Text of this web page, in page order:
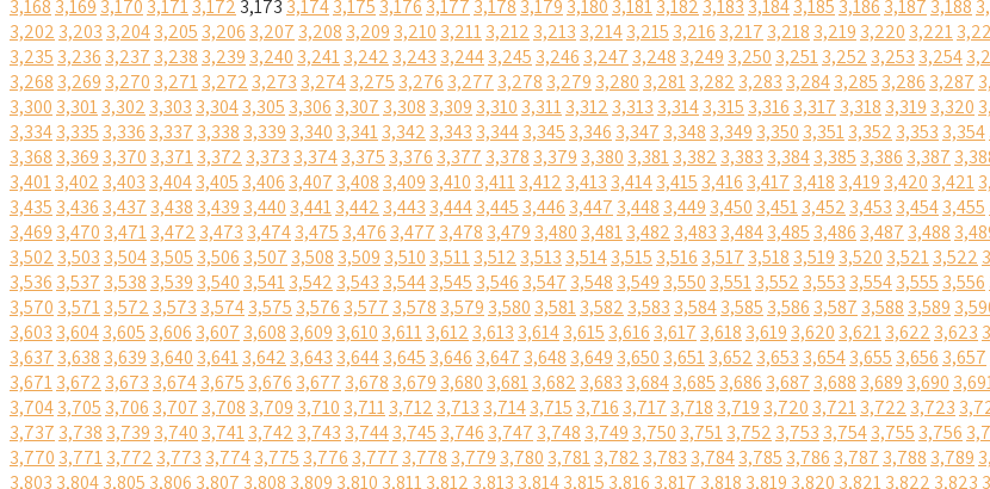
3,168 3,169 3,170 3,1713,172 3,173 3,1743,175 3,176 3,177 3,178 3,179 3,180 3,1813,182 3,183 3,1843,185 3,186 3,187 3,188
3,202 3,203 3,2043,205 3,206 3,207 3,208 3,209 3,210 3,2113,212 3,213 3,2143,215 3,216 3,217 3,218 3,219 3,220 3,221
3,235 3,236 3,237 3,238 3,239 3,240 3,2413,242 3,243 3,2443,245 3,246 3,247 3,248 3,249 3,250 3,2513,252 3,253 3,254
3,268 3,269 3,270 3,2713,272 3,273 3,2743,275 3,276 3,277 3,278 3,279 3,280 3,2813,282 3,283 3,2843,285 3,286 3,287
3,300 3,3013,302 3,303 3,3043,305 3,306 3,307 3,308 3,309 3,310 3,3113,312 3,313 3,3143,315 3,316 3,317 3,318 3,319 3,320
3,3343,335 3,336 3,337 3,338 3,339 3,340 3,3413,342 3,343 3,3443,345 3,346 3,347 3,348 3,349 3,350 3,3513,352 3,353 3,354
3,368 3,369 3,370 3,3713,372 3,373 3,3743,375 3,376 3,377 3,378 3,379 3,380 3,3813,382 3,383 3,3843,385 3,386 3,387
3,4013,402 3,403 3,4043,405 3,406 3,407 3,408 3,409 3,410 3,4113,412 3,413 3,4143,415 3,416 3,417 3,418 3,419 3,420 3,421
3,435 3,436 3,437 3,438 3,439 3,440 3,4413,442 3,443 3,4443,445 3,446 3,447 3,448 3,449 3,450 3,4513,452 3,453 3,4543,455
3,469 3,470 3,4713,472 3,473 3,4743,475 3,476 3,477 3,478 3,479 3,480 3,4813,482 3,483 3,4843,485 3,486 3,487 3,488
3,502 3,503 3,5043,505 3,506 3,507 3,508 3,509 3,510 3,5113,512 3,513 3,5143,515 3,516 3,517 3,518 3,519 3,520 3,5213,522
3,536 3,537 3,538 3,539 3,540 3,5413,542 3,543 3,5443,545 3,546 3,547 3,548 3,549 3,550 3,5513,552 3,553 3,5543,555 3,556
3,570 3,5713,572 3,573 3,5743,575 3,576 3,577 3,578 3,579 3,580 3,5813,582 3,583 3,5843,585 3,586 3,587 3,588 3,589
3,603 3,6043,605 3,606 3,607 3,608 3,609 3,610 3,6113,612 3,613 3,6143,615 3,616 3,617 3,618 3,619 3,620 3,6213,622 3,623
3,637 3,638 3,639 3,640 3,6413,642 3,643 3,6443,645 3,646 3,647 3,648 3,649 3,650 3,6513,652 3,653 3,6543,655 3,656 3,657
3,6713,672 3,673 3,6743,675 3,676 3,677 3,678 3,679 3,680 3,6813,682 3,683 3,6843,685 3,686 3,687 3,688 3,689 3,690
3,7043,705 3,706 3,707 3,708 3,709 3,710 3,7113,712 3,713 3,7143,715 3,716 3,717 3,718 3,719 3,720 3,7213,722 3,723
3,737 3,738 3,739 3,740 3,7413,742 3,743 3,7443,745 3,746 3,747 3,748 3,749 3,750 3,7513,752 3,753 3,7543,755 3,756
3,770 3,7713,772 3,773 3,7743,775 3,776 3,777 3,778 3,779 3,780 3,7813,782 3,783 3,7843,785 3,786 3,787 3,788 3,789
3,803 3,8043,805 3,806 3,807 3,808 3,809 3,810 3,8113,812 3,813 3,8143,815 3,816 3,817 3,818 3,819 3,820 3,8213,822 3,823